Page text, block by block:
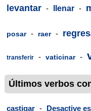
levantar - llenar -
posar - raer -
transferir - vaticinar -
Últimos verbos
castigar - Desactive